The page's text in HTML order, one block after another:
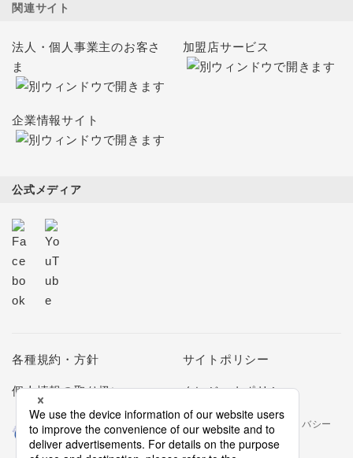
関連サイト
法人・個人事業主のお客さ
ま
加盟店サービス
企業情報サイト
公式メディア
各種規約・方針 サイトポリシー
個人情報の取り扱い クレジットポリシー
当社は個人情報の取扱いを適切に行う企業としてプライバシー
マークの使用を認められた認定業者です。